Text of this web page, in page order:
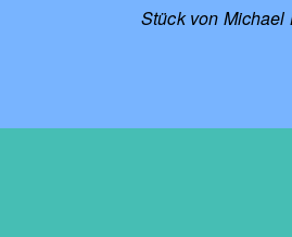
Stück von Michael